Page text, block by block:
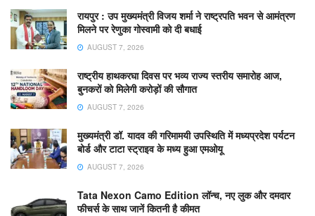
रायपुर : उप मुख्यमंत्री विजय शर्मा ने राष्ट्रपति भवन से आमंत्रण
मिलने पर रेणुका गोस्वामी को दी बधाई
AUGUST 7, 2026
राष्ट्रीय हाथकरघा दिवस पर भव्य राज्य स्तरीय समारोह आज,
बुनकरों को मिलेगी करोड़ों की सौगात
AUGUST 7, 2026
मुख्यमंत्री डॉ. यादव की गरिमामयी उपस्थिति में मध्यप्रदेश पर्यटन
बोर्ड और टाटा स्ट्राइव के मध्य हुआ एमओयू
AUGUST 7, 2026
Tata Nexon Camo Edition लॉन्च, नए लुक और दमदार
फीचर्स के साथ जानें कितनी है कीमत